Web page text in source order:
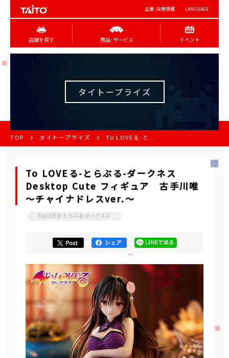
企業･採用情報 LANGUAGE
店舗を探す 商品･サービス イベント
タイトープライズ
TOP タイトープライズ To LOVEる-と...
To LOVEる-とらぶる-ダークネス
Desktop Cute フィギュア 古手川唯
～チャイナドレスver.～
ToLOVEる-とらぶる-ダークネス